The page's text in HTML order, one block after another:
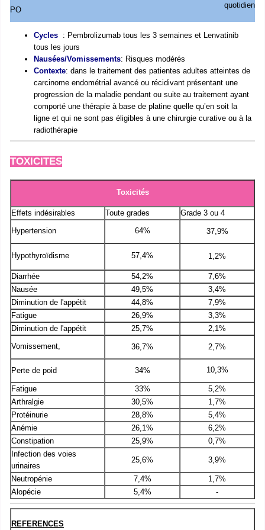
PO
quotidien
Cycles : Pembrolizumab tous les 3 semaines et Lenvatinib
tous les jours
Nausées/Vomissements: Risques modérés
Contexte: dans le traitement des patientes adultes atteintes de
carcinome endométrial avancé ou récidivant présentant une
progression de la maladie pendant ou suite au traitement ayant
comporté une thérapie à base de platine quelle qu’en soit la
ligne et qui ne sont pas éligibles à une chirurgie curative ou à la
radiothérapie
TOXICITES
Toxicités
Effets indésirables Toute grades
Grade 3 ou 4
Hypertension
64% 37,9%
Hypothyroïdisme 57,4% 1,2%
Diarrhée 54,2%
7,6%
Nausée
49,5%
3,4%
Diminution de l'appétit
44,8%
7,9%
Fatigue
26,9%
3,3%
Diminution de l'appétit
25,7%
2,1%
Vomissement,
36,7% 2,7%
Perte de poid 34% 10,3%
Fatigue 33%
5,2%
Arthralgie
30,5%
1,7%
Protéinurie
28,8%
5,4%
Anémie
26,1%
6,2%
Constipation
25,9%
0,7%
Infection des voies
urinaires
25,6% 3,9%
Neutropénie 7,4%
1,7%
Alopécie
5,4% -
REFERENCES